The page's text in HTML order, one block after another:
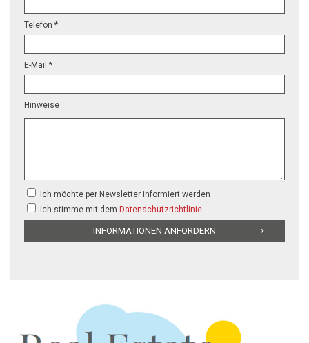
Telefon *
E-Mail *
Hinweise
Ich möchte per Newsletter informiert werden
Ich stimme mit dem Datenschutzrichtlinie